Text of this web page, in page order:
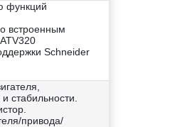
функций
встроенным
Schneider
стабильности.
привода/